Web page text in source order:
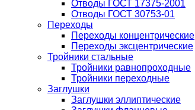
Отводы ГОСТ 17375-2001
Отводы ГОСТ 30753-01
Переходы
Переходы концентрические
Переходы эксцентрические
Тройники стальные
Тройники равнопроходные
Тройники переходные
Заглушки
Заглушки эллиптические